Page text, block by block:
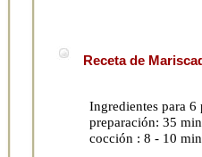
Receta de
Ingredientes para 6
preparación: 35
cocción : 8 - 10